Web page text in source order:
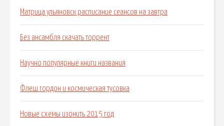
Матрица ульяновск расписание сеансов на завтра
Без ансамбля скачать торрент
Научно популярные книги названия
Флеш гордон и космическая тусовка
Новые схемы изонить 2015 год